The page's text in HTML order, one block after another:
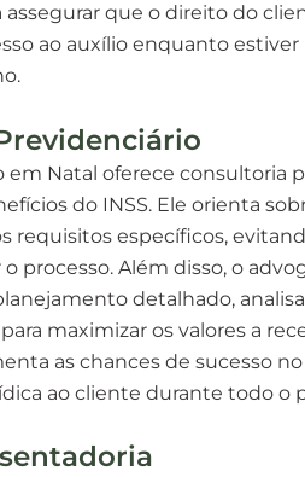
que o direito do
ao auxílio enquanto estiver
em Natal oferece consultoria
do INSS. Ele orienta
requisitos específicos,
processo. Além disso, o
detalhado,
maximizar os valores a
as chances de sucesso
ao cliente durante todo o